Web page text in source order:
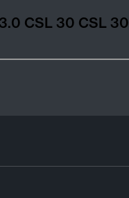
CSL 30 CSL